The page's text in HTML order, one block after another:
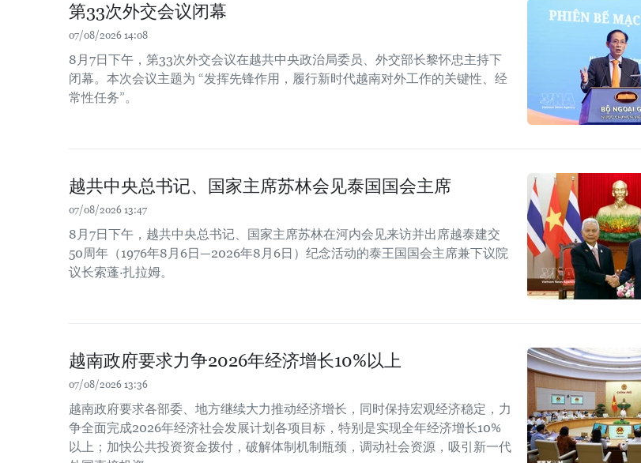
第33次外交会议闭幕
07/08/2026 14:08
8月7日下午，第33次外交会议在越共中央政治局委员、外交部长黎怀忠主持下
闭幕。本次会议主题为 “发挥先锋作用，履行新时代越南对外工作的关键性、经
常性任务”。
越共中央总书记、国家主席苏林会见泰国国会主席
07/08/2026 13:47
8月7日下午，越共中央总书记、国家主席苏林在河内会见来访并出席越泰建交
50周年（1976年8月6日—2026年8月6日）纪念活动的泰王国国会主席兼下议院
议长索蓬·扎拉姆。
越南政府要求力争2026年经济增长10%以上
07/08/2026 13:36
越南政府要求各部委、地方继续大力推动经济增长，同时保持宏观经济稳定，力
争全面完成2026年经济社会发展计划各项目标，特别是实现全年经济增长10%
以上；加快公共投资资金拨付，破解体制机制瓶颈，调动社会资源，吸引新一代